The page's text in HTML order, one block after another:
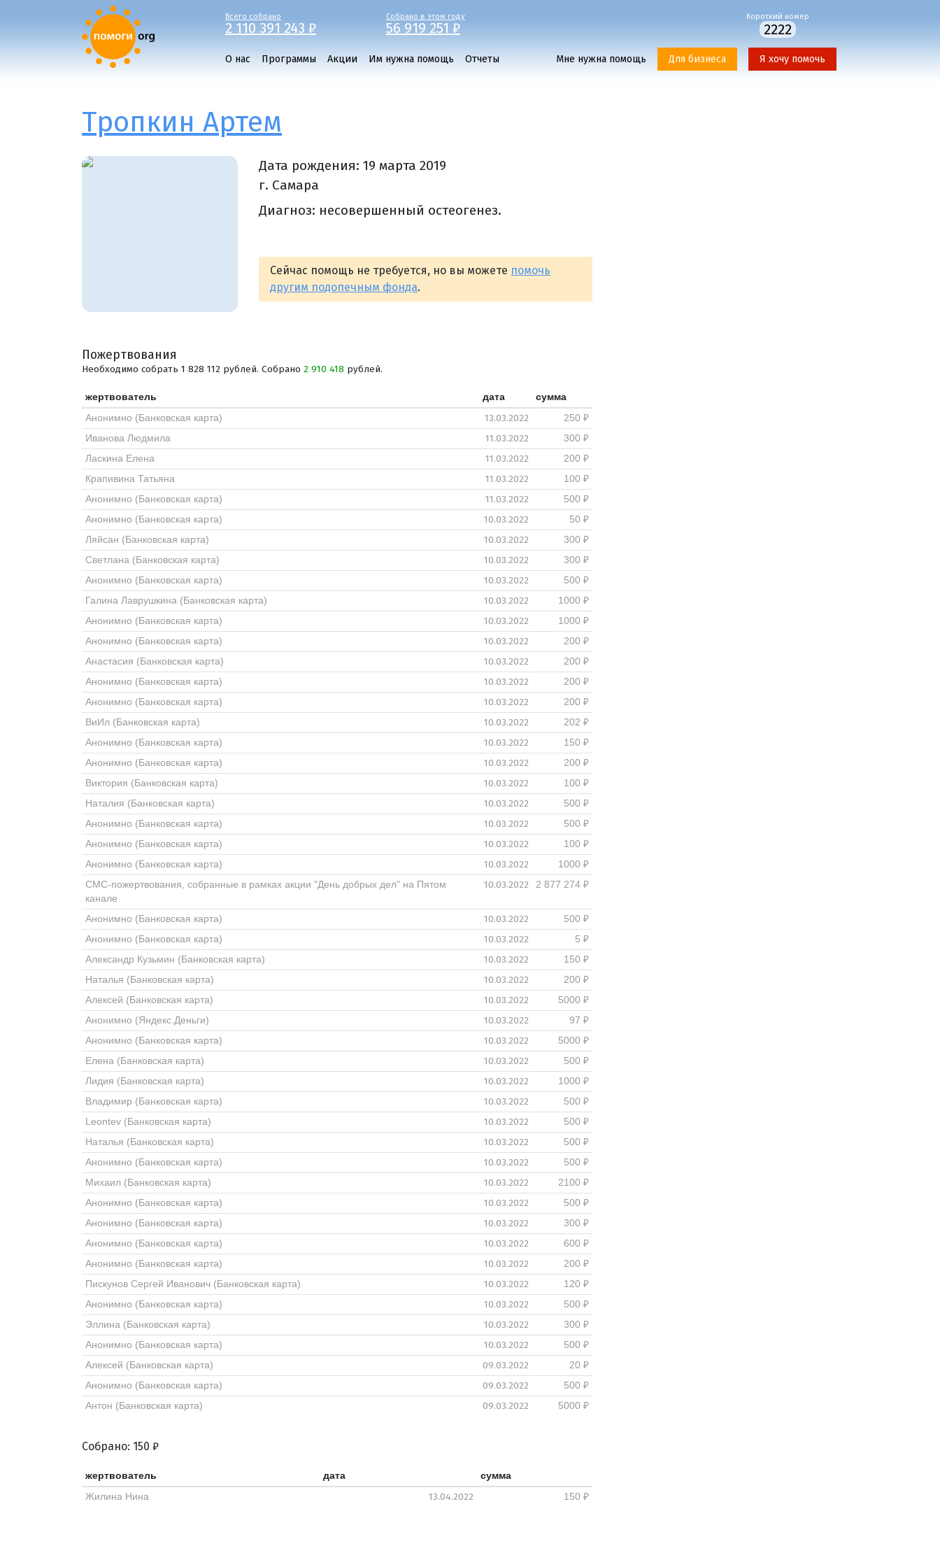
Всего собрано
2 110 391 243 ₽
Собрано в этом году
56 919 251 ₽
Короткий номер
2222
О нас Программы Акции Им нужна помощь Отчеты Мне нужна помощь Для бизнеса Я хочу помочь
Тропкин Артем
Дата рождения:19 марта 2019
г. Самара
Диагноз: несовершенный остеогенез.
Сейчас помощь не требуется, но вы можете помочь
другим подопечным фонда.
Пожертвования
Необходимо собрать 1 828 112 рублей. Собрано 2 910 418 рублей.
жертвователь дата
сумма
Анонимно (Банковская карта)
13.03.2022
250 ₽
Иванова Людмила
11.03.2022
300 ₽
Ласкина Елена
11.03.2022
200 ₽
Крапивина Татьяна
11.03.2022
100 ₽
Анонимно (Банковская карта)
11.03.2022
500 ₽
Анонимно (Банковская карта)
10.03.2022
50 ₽
Ляйсан (Банковская карта)
10.03.2022
300 ₽
Светлана (Банковская карта)
10.03.2022
300 ₽
Анонимно (Банковская карта)
10.03.2022
500 ₽
Галина Лаврушкина (Банковская карта)
10.03.2022
1000 ₽
Анонимно (Банковская карта)
10.03.2022
1000 ₽
Анонимно (Банковская карта)
10.03.2022
200 ₽
Анастасия (Банковская карта)
10.03.2022
200 ₽
Анонимно (Банковская карта)
10.03.2022
200 ₽
Анонимно (Банковская карта)
10.03.2022
200 ₽
ВиИл (Банковская карта)
10.03.2022
202 ₽
Анонимно (Банковская карта)
10.03.2022
150 ₽
Анонимно (Банковская карта)
10.03.2022
200 ₽
Виктория (Банковская карта)
10.03.2022
100 ₽
Наталия (Банковская карта)
10.03.2022
500 ₽
Анонимно (Банковская карта)
10.03.2022
500 ₽
Анонимно (Банковская карта)
10.03.2022
100 ₽
Анонимно (Банковская карта)
10.03.2022
1000 ₽
СМС-пожертвования, собранные в рамках акции "День добрых дел" на Пятом
канале
10.03.2022 2 877 274 ₽
Анонимно (Банковская карта) 10.03.2022
500 ₽
Анонимно (Банковская карта)
10.03.2022
5 ₽
Александр Кузьмин (Банковская карта)
10.03.2022
150 ₽
Наталья (Банковская карта)
10.03.2022
200 ₽
Алексей (Банковская карта)
10.03.2022
5000 ₽
Анонимно (Яндекс.Деньги)
10.03.2022
97 ₽
Анонимно (Банковская карта)
10.03.2022
5000 ₽
Елена (Банковская карта)
10.03.2022
500 ₽
Лидия (Банковская карта)
10.03.2022
1000 ₽
Владимир (Банковская карта)
10.03.2022
500 ₽
Leontev (Банковская карта)
10.03.2022
500 ₽
Наталья (Банковская карта)
10.03.2022
500 ₽
Анонимно (Банковская карта)
10.03.2022
500 ₽
Михаил (Банковская карта)
10.03.2022
2100 ₽
Анонимно (Банковская карта)
10.03.2022
500 ₽
Анонимно (Банковская карта)
10.03.2022
300 ₽
Анонимно (Банковская карта)
10.03.2022
600 ₽
Анонимно (Банковская карта)
10.03.2022
200 ₽
Пискунов Сергей Иванович (Банковская карта)
10.03.2022
120 ₽
Анонимно (Банковская карта)
10.03.2022
500 ₽
Эллина (Банковская карта)
10.03.2022
300 ₽
Анонимно (Банковская карта)
10.03.2022
500 ₽
Алексей (Банковская карта)
09.03.2022
20 ₽
Анонимно (Банковская карта)
09.03.2022
500 ₽
Антон (Банковская карта)
09.03.2022 5000 ₽
Собрано: 150 ₽
жертвователь дата
сумма
Жилина Нина
13.04.2022 150 ₽